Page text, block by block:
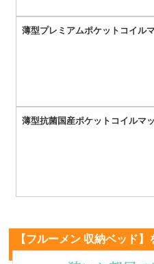
【フルーメン 収納ベッド